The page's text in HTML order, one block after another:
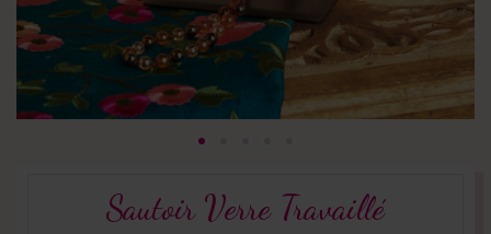
Sautoir Verre Travaillé